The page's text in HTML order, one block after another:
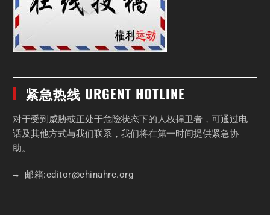
紧急热线 URGENT HOTLINE
对于受到威胁或正处于危险状态下的人权捍卫者，可通过电
话及其他方式与我们联系，我们将在第一时间提供紧急协
助。
邮箱:editor@chinahrc.org